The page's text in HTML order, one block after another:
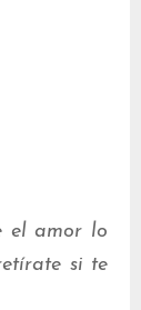
el amor lo
si te